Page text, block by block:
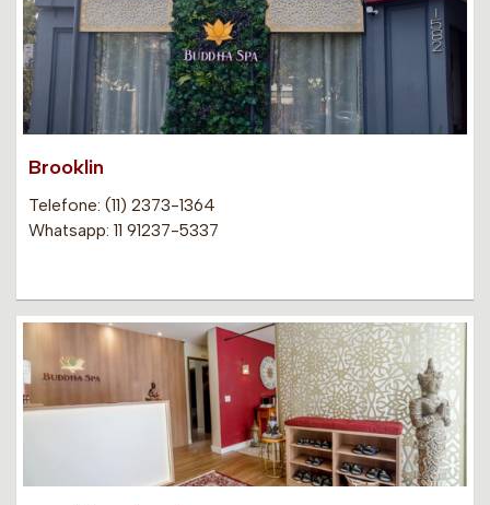
Brooklin
Telefone: (11) 2373-1364
Whatsapp: 11 91237-5337